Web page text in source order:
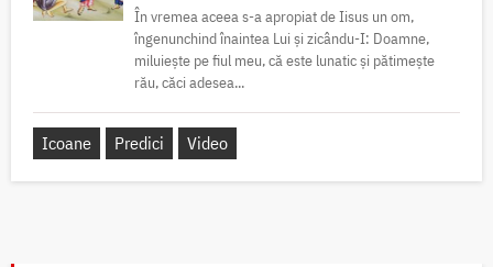
În vremea aceea s-a apropiat de Iisus un om,
îngenunchind înaintea Lui și zicându-I: Doamne,
miluiește pe fiul meu, că este lunatic și pătimește
rău, căci adesea...
Icoane Predici Video